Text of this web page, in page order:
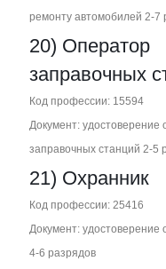
ремонту автомобилей 2‑7
20) Оператор
заправочных
Код профессии: 15594
Документ: удостоверение
заправочных станций 2‑5
21) Охранник
Код профессии: 25416
Документ: удостоверение
4‑6 разрядов